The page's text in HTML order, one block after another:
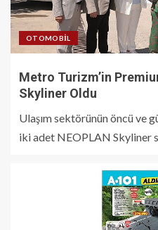
OTOMOBIL
Metro Turizm’in
Skyliner Oldu
Ulaşım sektörünün öncü ve
iki adet NEOPLAN Skyliner